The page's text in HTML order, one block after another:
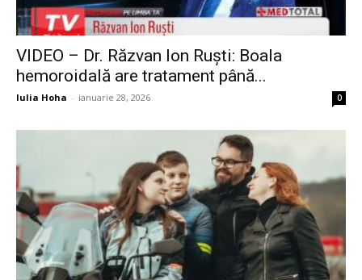
VIDEO – Dr. Răzvan Ion Ruști: Boala
hemoroidală are tratament până...
Iulia Hoha - ianuarie 28, 2026 0